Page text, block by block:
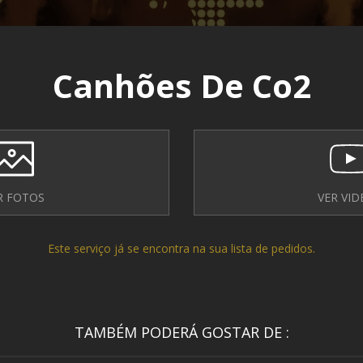
Canhões De Co2
FOTOS VER
Este serviço já se encontra na sua lista de pedidos.
TAMBÉM PODERÁ GOSTAR DE :